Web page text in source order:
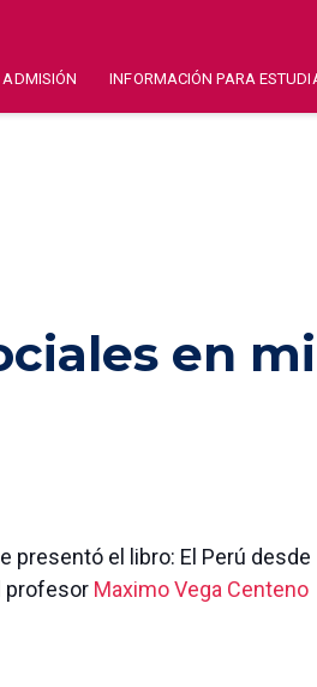
ADMISIÓN INFORMACIÓN PARA
en mi
presentó el libro: El Perú desde
profesor Maximo Vega Centeno